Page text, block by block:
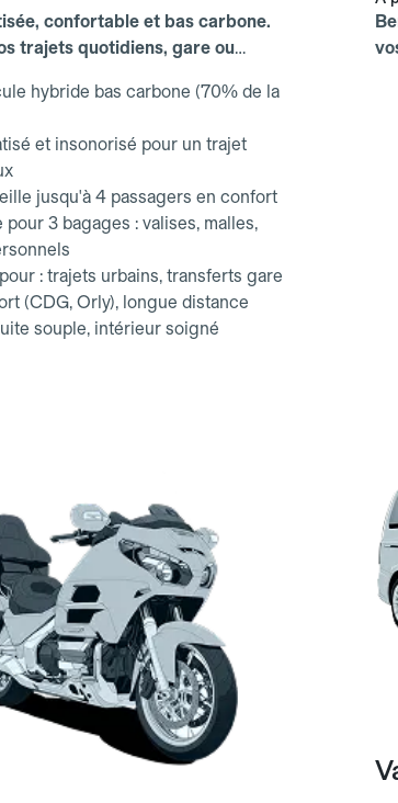
confortable et bas carbone.
trajets quotidiens, gare ou
hybride bas carbone (70% de la
et insonorisé pour un trajet
jusqu'à 4 passagers en confort
pour 3 bagages : valises, malles,
: trajets urbains, transferts gare
(CDG, Orly), longue distance
souple, intérieur soigné